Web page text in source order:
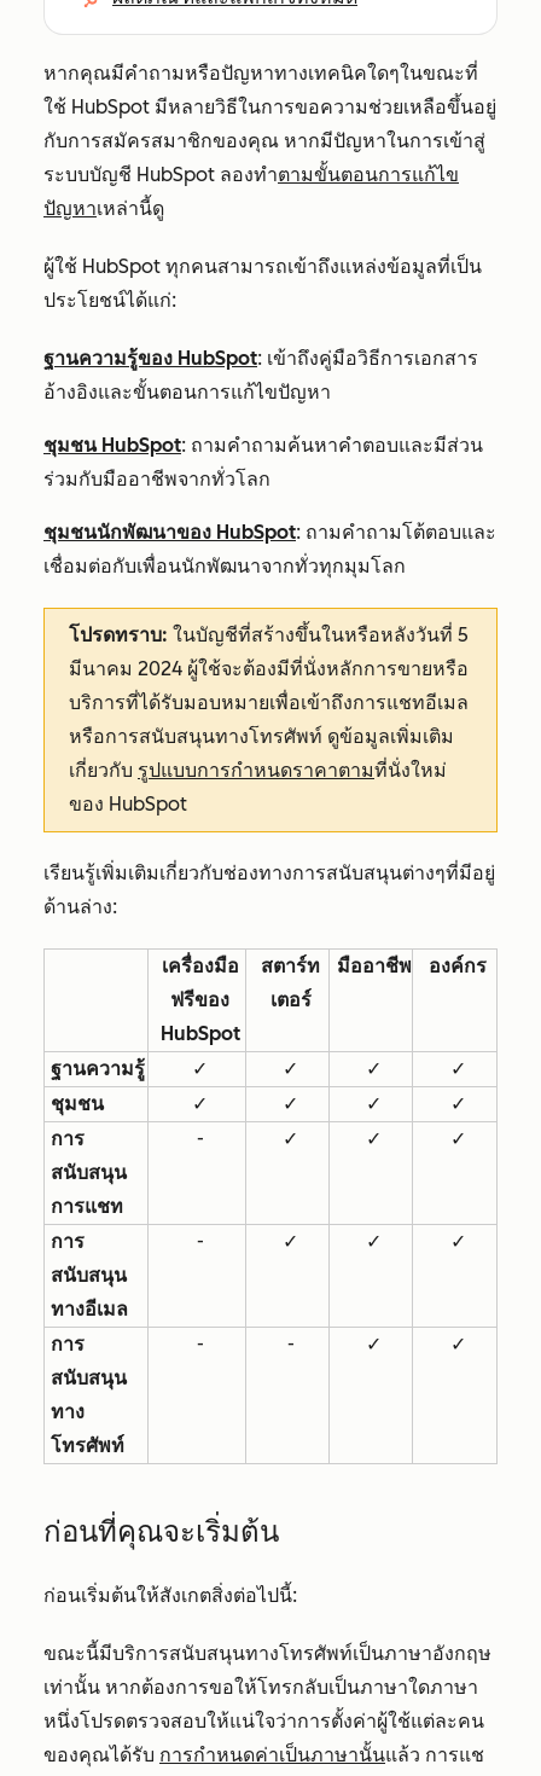
หากคุณมีคำถามหรือปัญหาทางเทคนิคใดๆในขณะที่
ใช้ HubSpot มีหลายวิธีในการขอความช่วยเหลือขึ้นอยู่
กับการสมัครสมาชิกของคุณ หากมีปัญหาในการเข้าสู่
ระบบบัญชี HubSpot ลองทำตามขั้นตอนการแก้ไข
ปัญหาเหล่านี้ดู
ผู้ใช้ HubSpot ทุกคนสามารถเข้าถึงแหล่งข้อมูลที่เป็น
ประโยชน์ได้แก่:
ฐานความรู้ของ HubSpot: เข้าถึงคู่มือวิธีการเอกสาร
อ้างอิงและขั้นตอนการแก้ไขปัญหา
ชุมชน HubSpot: ถามคำถามค้นหาคำตอบและมีส่วน
ร่วมกับมืออาชีพจากทั่วโลก
ชุมชนนักพัฒนาของ HubSpot: ถามคำถามโต้ตอบและ
เชื่อมต่อกับเพื่อนนักพัฒนาจากทั่วทุกมุมโลก
โปรดทราบ: ในบัญชีที่สร้างขึ้นในหรือหลังวันที่ 5
มีนาคม 2024 ผู้ใช้จะต้องมีที่นั่งหลักการขายหรือ
บริการที่ได้รับมอบหมายเพื่อเข้าถึงการแชทอีเมล
หรือการสนับสนุนทางโทรศัพท์ ดูข้อมูลเพิ่มเติม
เกี่ยวกับ รูปแบบการกำหนดราคาตามที่นั่งใหม่
ของ HubSpot
เรียนรู้เพิ่มเติมเกี่ยวกับช่องทางการสนับสนุนต่างๆที่มีอยู่
ด้านล่าง:
เครื่องมือ
ฟรีของ
HubSpot
สตาร์ท
เตอร์
มืออาชีพ องค์กร
ฐานความรู้ ✓ ✓ ✓
✓
ชุมชน
✓ ✓ ✓
✓
การ
สนับสนุน
การแชท
- ✓ ✓ ✓
การ
สนับสนุน
ทางอีเมล
- ✓ ✓ ✓
การ
สนับสนุน
ทาง
โทรศัพท์
- - ✓ ✓
ก่อนที่คุณจะเริ่มต้น
ก่อนเริ่มต้นให้สังเกตสิ่งต่อไปนี้:
ขณะนี้มีบริการสนับสนุนทางโทรศัพท์เป็นภาษาอังกฤษ
เท่านั้น หากต้องการขอให้โทรกลับเป็นภาษาใดภาษา
หนึ่งโปรดตรวจสอบให้แน่ใจว่าการตั้งค่าผู้ใช้แต่ละคน
ของคุณได้รับ การกำหนดค่าเป็นภาษานั้นแล้ว การแช